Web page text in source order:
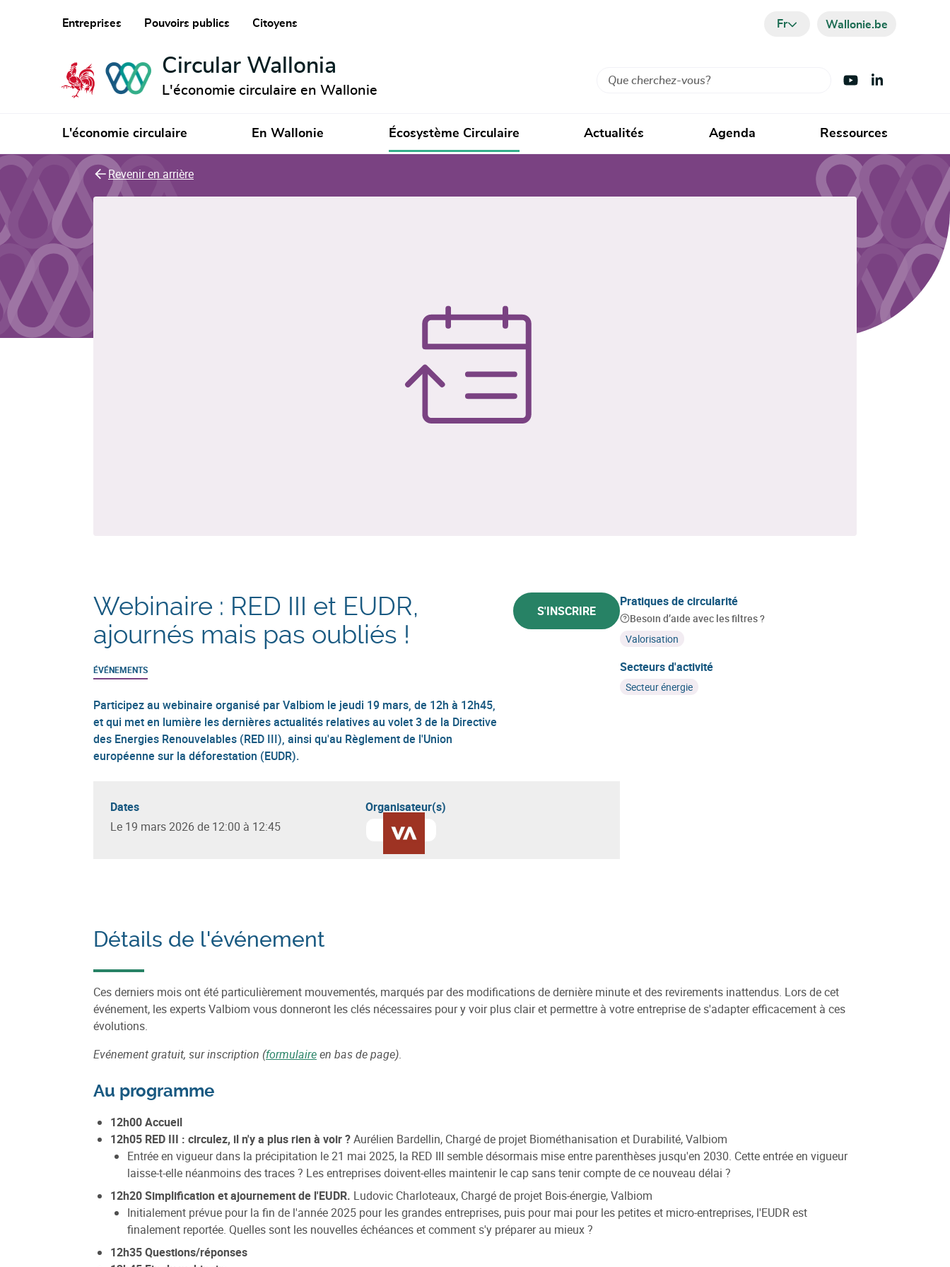
Entreprises Pouvoirs publics Citoyens Fr Wallonie.be
Circular Wallonia
L'économie circulaire en Wallonie
Rechercher Visiter Youtube
Visiter LinkedIn
L'économie circulaire En Wallonie Écosystème Circulaire Actualités Agenda Ressources
Revenir en arrière
Webinaire : RED III et EUDR,
ajournés mais pas oubliés !
S'INSCRIRE
ÉVÉNEMENTS
Participez au webinaire organisé par Valbiom le jeudi 19 mars, de 12h à 12h45,
et qui met en lumière les dernières actualités relatives au volet 3 de la Directive
des Energies Renouvelables (RED III), ainsi qu'au Règlement de l'Union
européenne sur la déforestation (EUDR).
Dates
Le 19 mars 2026 de 12:00 à 12:45
Organisateur(s)
En savoir plus sur
Pratiques de circularité
Besoin d’aide avec les filtres ?
Valorisation
Secteurs d'activité
Secteur énergie
Détails de l'événement
Ces derniers mois ont été particulièrement mouvementés, marqués par des modifications de dernière minute et des revirements inattendus. Lors de cet
événement, les experts Valbiom vous donneront les clés nécessaires pour y voir plus clair et permettre à votre entreprise de s'adapter efficacement à ces
évolutions.
Evénement gratuit, sur inscription (formulaireen bas de page).
Au programme
12h00 Accueil
12h05 RED III : circulez, il n'y a plus rien à voir ?Aurélien Bardellin, Chargé de projet Biométhanisation et Durabilité, Valbiom
Entrée en vigueur dans la précipitation le 21 mai 2025, la RED III semble désormais mise entre parenthèses jusqu'en 2030. Cette entrée en vigueur
laisse-t-elle néanmoins des traces ? Les entreprises doivent-elles maintenir le cap sans tenir compte de ce nouveau délai ?
12h20 Simplification et ajournement de l'EUDR. Ludovic Charloteaux, Chargé de projet Bois-énergie, Valbiom
Initialement prévue pour la fin de l'année 2025 pour les grandes entreprises, puis pour mai pour les petites et micro-entreprises, l'EUDR est
finalement reportée. Quelles sont les nouvelles échéances et comment s'y préparer au mieux ?
12h35 Questions/réponses